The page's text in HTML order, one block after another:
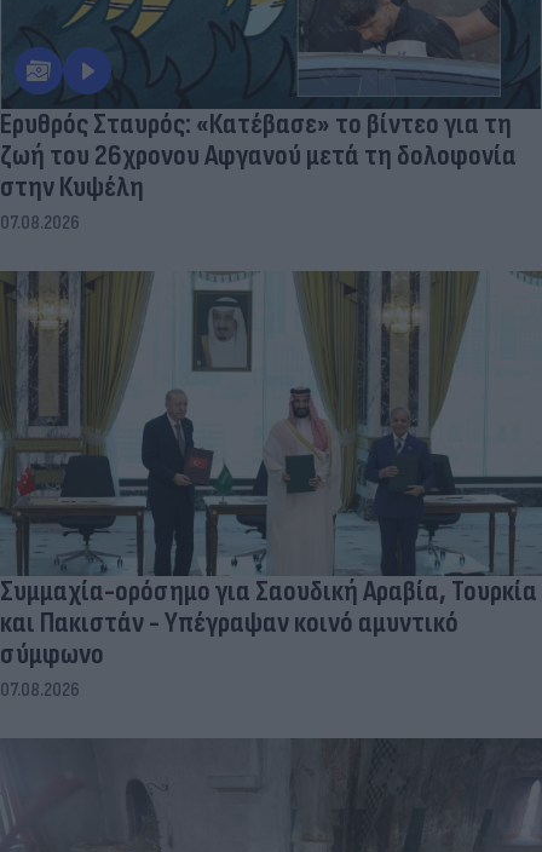
Ερυθρός Σταυρός: «Κατέβασε» το βίντεο για τη
ζωή του 26χρονου Αφγανού μετά τη δολοφονία
στην Κυψέλη
07.08.2026
Συμμαχία-ορόσημο για Σαουδική Αραβία, Τουρκία
και Πακιστάν - Υπέγραψαν κοινό αμυντικό
σύμφωνο
07.08.2026